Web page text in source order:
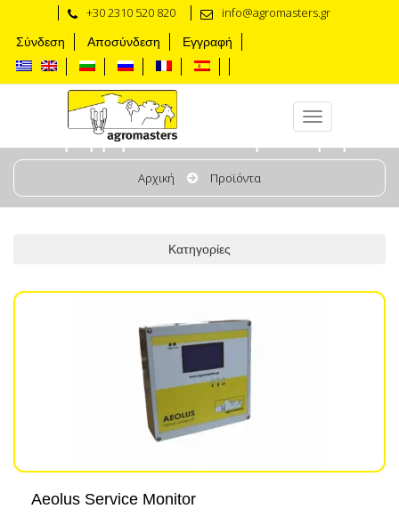
+30 2310 520 820 info@agromasters.gr
Σύνδεση Αποσύνδεση Εγγραφή
Γραμμή Κενού & Παλμοδότηση
Αρχική Προϊόντα
Κατηγορίες
Aeolus Service Monitor